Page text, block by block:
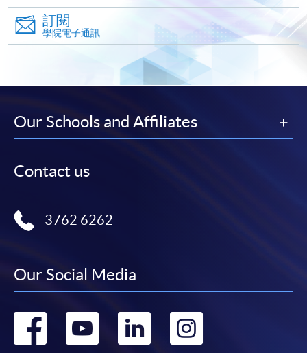
機)、VISA 或 Mastercard。除上述支付方式之外，如就
讀學歷頒授課程設有網上服務，在學學員亦可以「微
信支付」(Online WeChat Pay) 、「支付寶」(Online
Alipay) 或 「轉數快」(FPS) 繳付學費。
填寫網上報名表格
docx, jpg 和pdf格式之附件。
申請人可使用以下方式繳交報名費或課程費用:
訂閱
學院電子通訊
Our Schools and Affiliates
Contact us
3762 6262
Our Social Media
Go Go Go Go